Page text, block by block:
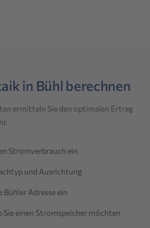
in Bühl berechnen
ermitteln Sie den optimalen Ertrag
Stromverbrauch ein
und Ausrichtung
Bühler Adresse ein
Sie einen Stromspeicher möchten